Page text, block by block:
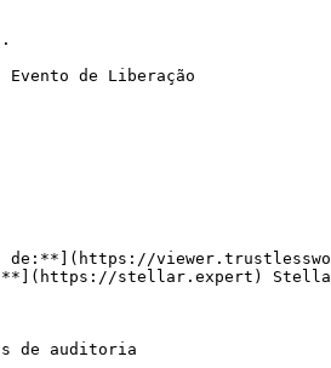
de Liberação
stellar.expert)
de auditoria